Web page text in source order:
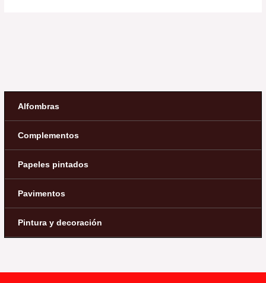
Alfombras
Complementos
Papeles pintados
Pavimentos
Pintura y decoración